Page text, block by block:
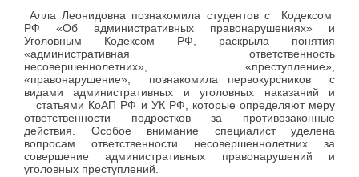
Алла Леонидовна познакомила студентов с Кодексом
РФ «Об административных правонарушениях» и
Уголовным Кодексом РФ, раскрыла понятия
«административная ответственность
несовершеннолетних», «преступление»,
«правонарушение», познакомила первокурсников с
видами административных и уголовных наказаний и
статьями КоАП РФ и УК РФ, которые определяют меру
ответственности подростков за противозаконные
действия. Особое внимание специалист уделена
вопросам ответственности несовершеннолетних за
совершение административных правонарушений и
уголовных преступлений.